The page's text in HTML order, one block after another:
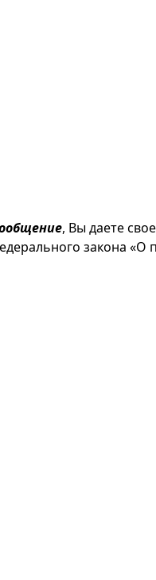
, Вы даете свое
закона «О